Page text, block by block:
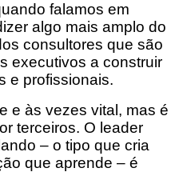
falamos em
algo mais amplo do
consultores que são
executivos a construir
e profissionais.
e às vezes vital, mas é
terceiros. O leader
– o tipo que cria
que aprende – é